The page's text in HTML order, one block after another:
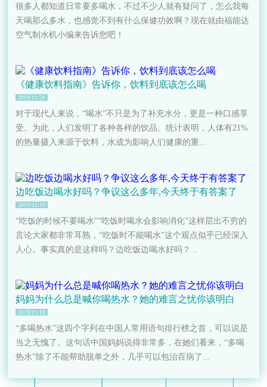
很多人都知道日常要多喝水，不过不少人就有疑问了，怎么我每
天喝那么多水，也感觉不到有什么保健功效啊？现在就由福能达
空气制水机​小编来告诉您吧！
《健康饮料指南》告诉你，饮料到底该怎么喝
2019/11/20
对于现代人来说，“喝水”不只是为了补充水分，更是一种口感享
受。为此，人们发明了各种各样的饮品。统计表明，人体有21%
的热量摄入来源于饮料，水成为影响人们健康的重...
边吃饭边喝水好吗？争议这么多年,今天终于有答案了
2019/11/19
“吃饭的时候不要喝水”“吃饭时喝水会影响消化”这样层出不穷的
言论大家都非常耳熟，“吃饭时不能喝水”这个观点似乎已经深入
人心。事实真的是这样吗？边吃饭边喝水好吗？...
妈妈为什么总是喊你喝热水？她的难言之忧你该明白
2019/11/18
“多喝热水”这四个字列在中国人常用语句排行榜之首，可以说是
当之无愧了。这句话中国妈妈说得非常多，在她们看来，“多喝
热水”除了不能帮助脱单之外，几乎可以包治百病了...